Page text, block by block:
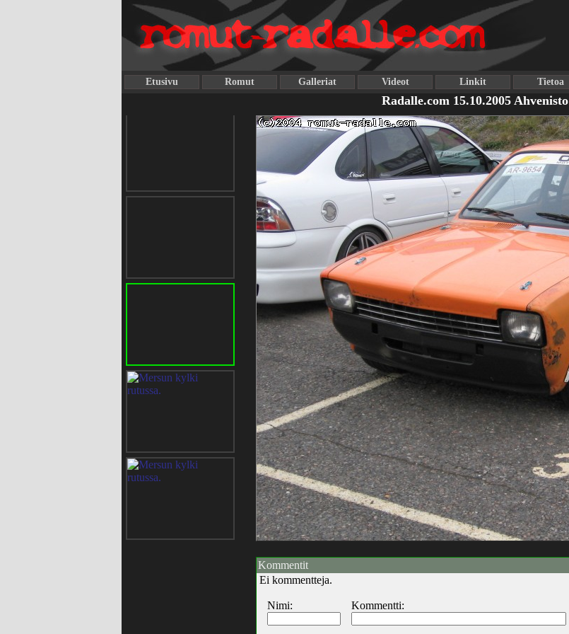
Etusivu Romut Galleriat Videot Linkit Tietoa
Radalle.com 15.10.2005 Ahvenisto
Kommentit
Ei kommentteja.
Nimi: Kommentti: